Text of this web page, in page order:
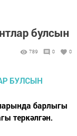
булсын
789 0 0
барлыгы
теркәлгән.